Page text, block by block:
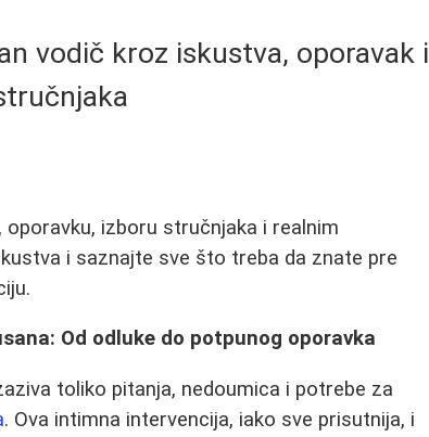
vodič kroz iskustva, oporavak i
izboru stručnjaka i realnim
i saznajte sve što treba da znate pre
Od odluke do potpunog oporavka
toliko pitanja, nedoumica i potrebe za
. Ova intimna intervencija, iako sve prisutnija, i